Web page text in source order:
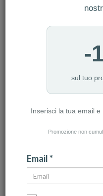
NUMERO ARTICOLI:289
BROSWAY
-
sul tuo
Inserisci la tua email e
Promozione non
Email *